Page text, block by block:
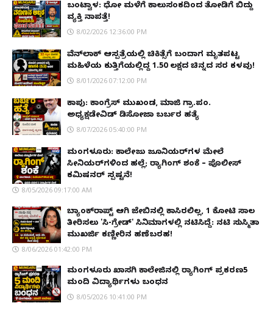
ಬಂಟ್ವಾಳ: ಧೋ ಮಳೆಗೆ ಕಾಲುಸಂಕದಿಂದ ತೋಡಿಗೆ ಬಿದ್ದು
ವ್ಯಕ್ತಿ ನಾಪತ್ತೆ!
8/02/2026 12:36:00 PM
ವೆನ್‌ಲಾಕ್ ಆಸ್ಪತ್ರೆಯಲ್ಲಿ ಚಿಕಿತ್ಸೆಗೆ ಬಂದಾಗ ಮೃತಪಟ್ಟ
ಮಹಿಳೆಯ ಕುತ್ತಿಗೆಯಲ್ಲಿದ್ದ ₹1.50 ಲಕ್ಷದ ಚಿನ್ನದ ಸರ ಕಳವು!
8/01/2026 07:12:00 PM
ಕಾಪು: ಕಾಂಗ್ರೆಸ್ ಮುಖಂಡ, ಮಾಜಿ ಗ್ರಾ.ಪಂ.
ಅಧ್ಯಕ್ಷಡೇವಿಡ್ ಡಿಸೋಜಾ ಬರ್ಬರ ಹತ್ಯೆ
8/07/2026 05:40:00 PM
ಮಂಗಳೂರು: ಕಾಲೇಜು ಜೂನಿಯರ್‌ಗಳ ಮೇಲೆ
ಸೀನಿಯರ್‌ಗಳಿಂದ ಹಲ್ಲೆ; ರ‌್ಯಾಗಿಂಗ್ ಶಂಕೆ – ಪೊಲೀಸ್
ಕಮಿಷನರ್ ಸ್ಪಷ್ಟನೆ!
8/05/2026 09:17:00 AM
ಬ್ಯಾಂಕ್‌ರಾಪ್ಟ್‌ ಆಗಿ ಜೇಬಿನಲ್ಲಿ ಕಾಸಿರಲಿಲ್ಲ, ₹1 ಕೋಟಿ ಸಾಲ
ತೀರಿಸಲು 'ಸಿ-ಗ್ರೇಡ್' ಸಿನಿಮಾಗಳಲ್ಲಿ ನಟಿಸಿದ್ದೆ: ನಟಿ ಸುಸ್ಮಿತಾ
ಮುಖರ್ಜಿ ಕಣ್ಣೀರಿನ ಹಣೆಬರಹ!
8/06/2026 01:42:00 PM
ಮಂಗಳೂರು ಖಾಸಗಿ ಕಾಲೇಜಿನಲ್ಲಿ ರ‌್ಯಾಗಿಂಗ್ ಪ್ರಕರಣ5
ಮಂದಿ ವಿದ್ಯಾರ್ಥಿಗಳು ಬಂಧನ
8/05/2026 10:41:00 PM